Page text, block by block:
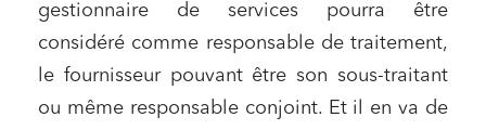
gestionnaire de services pourra être
considéré comme responsable de traitement,
le fournisseur pouvant être son sous-traitant
ou même responsable conjoint. Et il en va de